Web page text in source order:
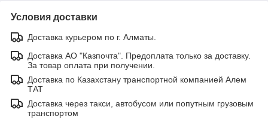
Условия доставки
Доставка курьером по г. Алматы.
Доставка АО "Казпочта". Предоплата только за доставку.
За товар оплата при получении.
Доставка по Казахстану транспортной компанией Алем
ТАТ
Доставка через такси, автобусом или попутным грузовым
транспортом